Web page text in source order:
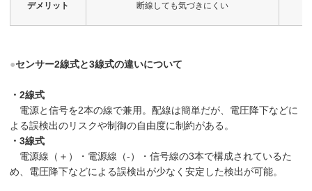
デメリット 断線しても気づきにくい
●センサー2線式と3線式の違いについて
・2線式
電源と信号を2本の線で兼用。配線は簡単だが、電圧降下などに
よる誤検出のリスクや制御の自由度に制約がある。
・3線式
電源線（＋）・電源線（-）・信号線の3本で構成されているた
め、電圧降下などによる誤検出が少なく安定した検出が可能。